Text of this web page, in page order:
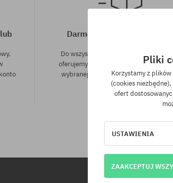
Darmowa wysyłka od 350 zł
Do wszystkich zamówień powyżej 350
oferujemy wysyłkę GRATIS,
wybranej formy płatności i
Pliki
Korzystamy z
(cookies
ofert
USTAWIENIA
ZAAKCEPTUJ